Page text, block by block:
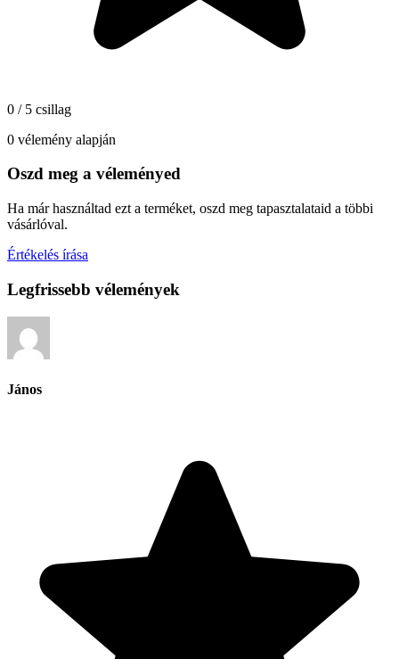
0 / 5 csillag
0 vélemény alapján
Oszd meg a véleményed
Ha már használtad ezt a terméket, oszd meg tapasztalataid a többi
vásárlóval.
Értékelés írása
Legfrissebb vélemények
János